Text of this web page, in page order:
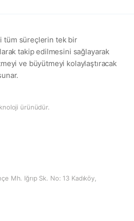
tüm süreçlerin tek bir
takip edilmesini sağlayarak
ve büyütmeyi kolaylaştıracak
ürünüdür.
Mh. Iğrıp Sk. No: 13 Kadıköy,